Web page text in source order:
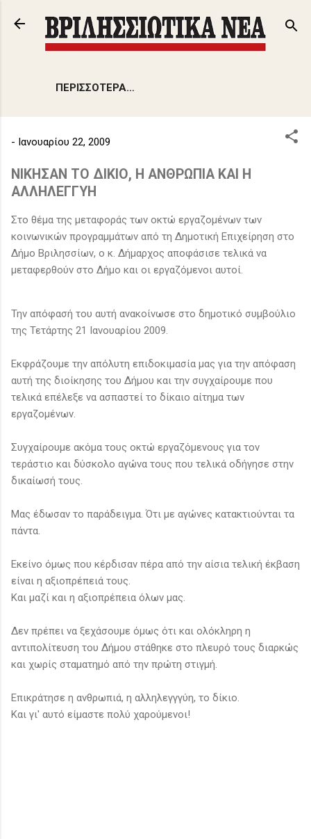
Μετάβαση στο κύριο περιεχόμενο
ΠΕΡΙΣΣΌΤΕΡΑ…
- Ιανουαρίου 22, 2009
ΝΙΚΗΣΑΝ ΤΟ ΔΙΚΙΟ, Η ΑΝΘΡΩΠΙΑ ΚΑΙ Η
ΑΛΛΗΛΕΓΓΥΗ
Στο θέμα της μεταφοράς των οκτώ εργαζομένων των
κοινωνικών προγραμμάτων από τη Δημοτική Επιχείρηση στο
Δήμο Βριλησσίων, ο κ. Δήμαρχος αποφάσισε τελικά να
μεταφερθούν στο Δήμο και οι εργαζόμενοι αυτοί.
Την απόφασή του αυτή ανακοίνωσε στο δημοτικό συμβούλιο
της Τετάρτης 21 Ιανουαρίου 2009.
Εκφράζουμε την απόλυτη επιδοκιμασία μας για την απόφαση
αυτή της διοίκησης του Δήμου και την συγχαίρουμε που
τελικά επέλεξε να ασπαστεί το δίκαιο αίτημα των
εργαζομένων.
Συγχαίρουμε ακόμα τους οκτώ εργαζόμενους για τον
τεράστιο και δύσκολο αγώνα τους που τελικά οδήγησε στην
δικαίωσή τους.
Μας έδωσαν το παράδειγμα. Ότι με αγώνες κατακτιούνται τα
πάντα.
Εκείνο όμως που κέρδισαν πέρα από την αίσια τελική έκβαση
είναι η αξιοπρέπειά τους.
Και μαζί και η αξιοπρέπεια όλων μας.
Δεν πρέπει να ξεχάσουμε όμως ότι και ολόκληρη η
αντιπολίτευση του Δήμου στάθηκε στο πλευρό τους διαρκώς
και χωρίς σταματημό από την πρώτη στιγμή.
Επικράτησε η ανθρωπιά, η αλληλεγγγύη, το δίκιο.
Και γι' αυτό είμαστε πολύ χαρούμενοι!